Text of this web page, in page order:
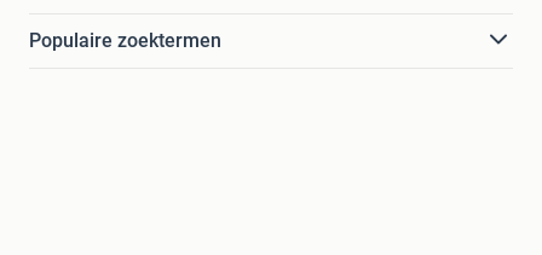
Populaire zoektermen